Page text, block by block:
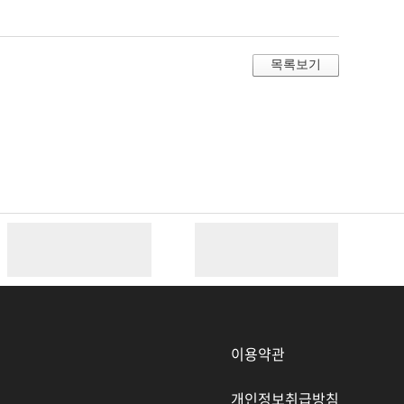
이용약관
개인정보취급방침